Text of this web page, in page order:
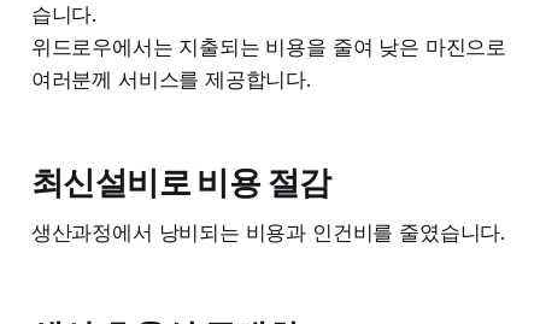
습니다.
위드로우에서는 지출되는 비용을 줄여 낮은 마진으로
여러분께 서비스를 제공합니다.
최신설비로 비용 절감
생산과정에서 낭비되는 비용과 인건비를 줄였습니다.